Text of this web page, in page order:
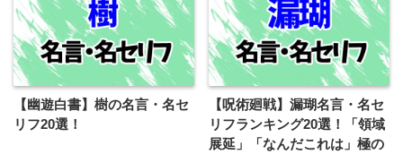
【幽遊白書】樹の名言・名セ
リフ20選！
【呪術廻戦】漏瑚名言・名セ
リフランキング20選！「領域
展延」「なんだこれは」極の